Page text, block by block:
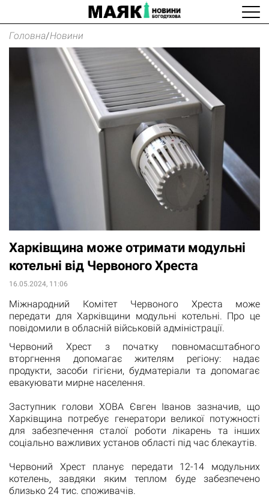
Головна/Новини
Харківщина може отримати модульні
котельні від Червоного Хреста
16.05.2024, 11:06
Міжнародний Комітет Червоного Хреста може
передати для Харківщини модульні котельні. Про це
повідомили в обласній військовій адміністрації.
Червоний Хрест з початку повномасштабного
вторгнення допомагає жителям регіону: надає
продукти, засоби гігієни, будматеріали та допомагає
евакуювати мирне населення.
Заступник голови ХОВА Євген Іванов зазначив, що
Харківщина потребує генератори великої потужності
для забезпечення сталої роботи лікарень та інших
соціально важливих установ області під час блекаутів.
Червоний Хрест планує передати 12-14 модульних
котелень, завдяки яким теплом буде забезпечено
близько 24 тис. споживачів.